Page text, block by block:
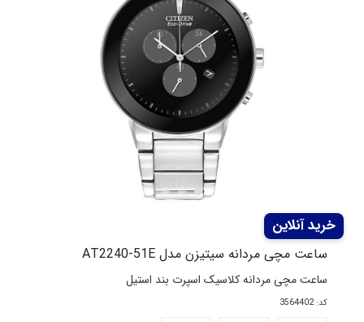
ساعت مچی مردانه سیتیزن مدل AT2240-51E
ساعت مچی مردانه کلاسیک اسپرت بند استیل
کد: 3564402